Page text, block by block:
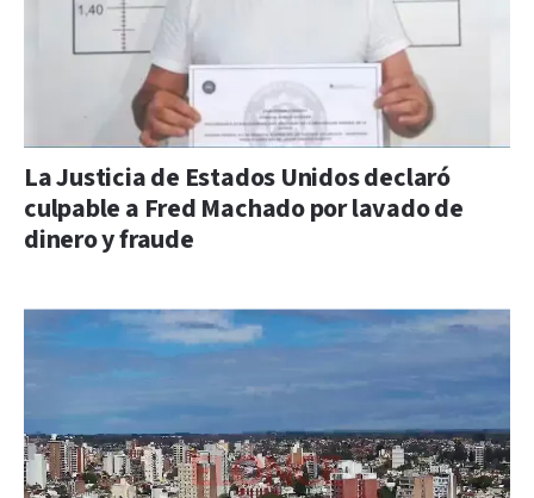
La Justicia de Estados Unidos declaró
culpable a Fred Machado por lavado de
dinero y fraude